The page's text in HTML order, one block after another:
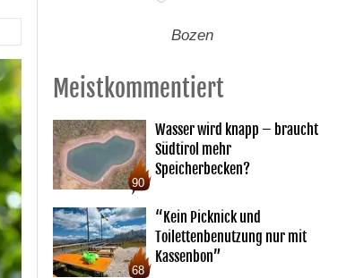
Bozen
Meistkommentiert
90
Wasser wird knapp – braucht
Südtirol mehr
Speicherbecken?
68
“Kein Picknick und
Toilettenbenutzung nur mit
Kassenbon”